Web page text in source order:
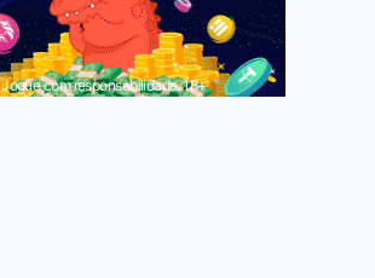
Jogue com responsabilidade. 18+